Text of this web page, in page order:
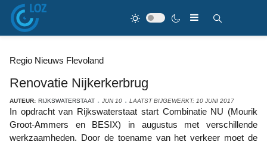
Regio Nieuws Flevoland
Renovatie Nijkerkerbrug
AUTEUR: RIJKSWATERSTAAT JUN 10 LAATST BIJGEWERKT: 10 JUNI 2017
In opdracht van Rijkswaterstaat start Combinatie NU (Mourik
Groot-Ammers en BESIX) in augustus met verschillende
werkzaamheden. Door de toename van het verkeer moet de